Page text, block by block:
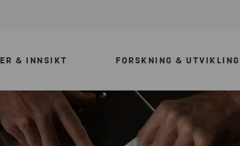
& INNSIKT FORSKNING & UTVIKLING